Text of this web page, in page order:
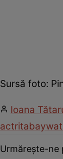
Sursă foto:
Ioana
actrita
Urmărește-ne